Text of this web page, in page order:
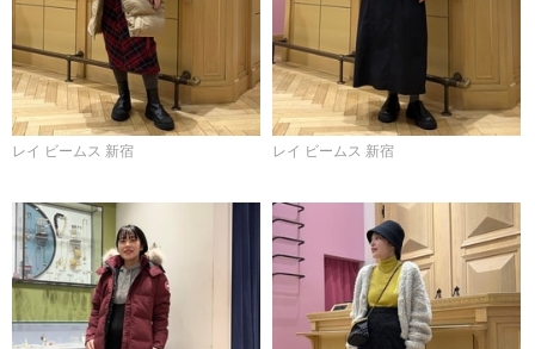
レイ ビームス 新宿 レイ ビームス 新宿